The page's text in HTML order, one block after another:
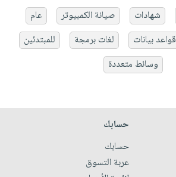
شهادات صيانة الكمبيوتر
عام
قواعد بيانات لغات برمجة
للمبتدئين
وسائط متعددة
حسابك
حسابك
عربة التسوق